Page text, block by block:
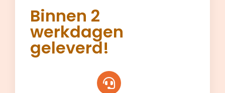
Binnen 2
werkdagen
geleverd!